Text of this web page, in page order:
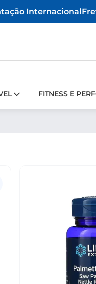
Internacional
FITNESS E